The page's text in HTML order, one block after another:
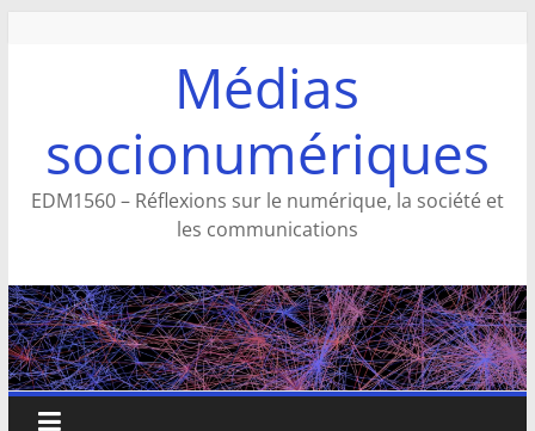
Médias
socionumériques
EDM1560 – Réflexions sur le numérique, la société et
les communications